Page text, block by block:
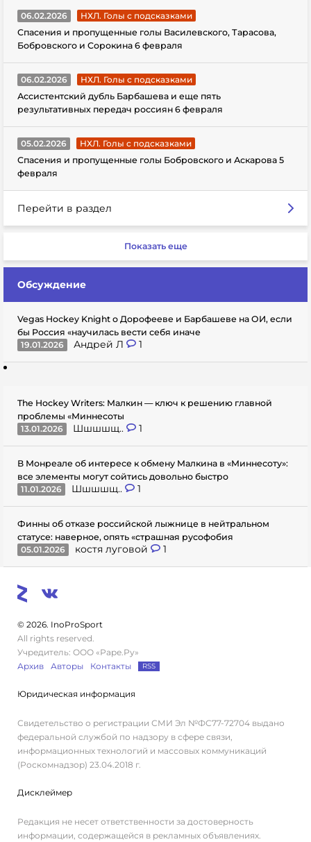
06.02.2026
НХЛ. Голы с подсказками
Спасения и пропущенные голы Василевского, Тарасова,
Бобровского и Сорокина 6 февраля
06.02.2026
НХЛ. Голы с подсказками
Ассистентский дубль Барбашева и еще пять
результативных передач россиян 6 февраля
05.02.2026
НХЛ. Голы с подсказками
Спасения и пропущенные голы Бобровского и Аскарова 5
февраля
Перейти в раздел
Показать еще
Обсуждение
Vegas Hockey Knight о Дорофееве и Барбашеве на ОИ, если
бы Россия «научилась вести себя иначе
19.01.2026
Андрей Л 1
The Hockey Writers: Малкин — ключ к решению главной
проблемы «Миннесоты
13.01.2026
Шшшшщ.. 1
В Монреале об интересе к обмену Малкина в «Миннесоту»:
все элементы могут сойтись довольно быстро
11.01.2026
Шшшшщ.. 1
Финны об отказе российской лыжнице в нейтральном
статусе: наверное, опять «страшная русофобия
05.01.2026
костя луговой 1
© 2026. InoProSport
All rights reserved.
Учредитель: ООО «Раре.Ру»
Архив
Авторы Контакты RSS
Юридическая информация
Свидетельство о регистрации СМИ Эл №ФС77-72704 выдано
федеральной службой по надзору в сфере связи,
информационных технологий и массовых коммуникаций
(Роскомнадзор) 23.04.2018 г.
Дисклеймер
Редакция не несет ответственности за достоверность
информации, содержащейся в рекламных объявлениях.